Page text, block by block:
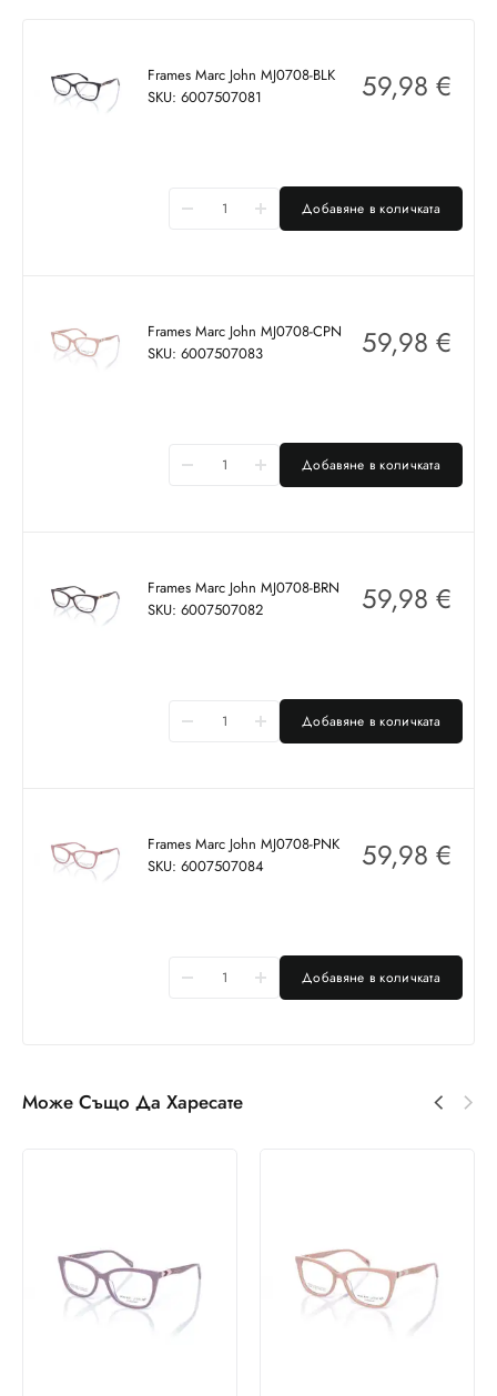
Frames Marc John MJ0708-BLK
SKU: 6007507081
59,98 €
Добавяне в количката
Frames Marc John MJ0708-CPN
SKU: 6007507083
59,98 €
Добавяне в количката
Frames Marc John MJ0708-BRN
SKU: 6007507082
59,98 €
Добавяне в количката
Frames Marc John MJ0708-PNK
SKU: 6007507084
59,98 €
Добавяне в количката
Може Също Да Харесате